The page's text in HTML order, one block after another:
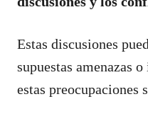
Estas discusiones
supuestas amenazas
estas preocupaciones